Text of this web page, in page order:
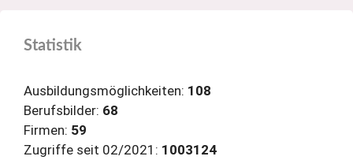
Statistik
Ausbildungsmöglichkeiten: 108
Berufsbilder: 68
Firmen: 59
Zugriffe seit 02/2021: 1003124